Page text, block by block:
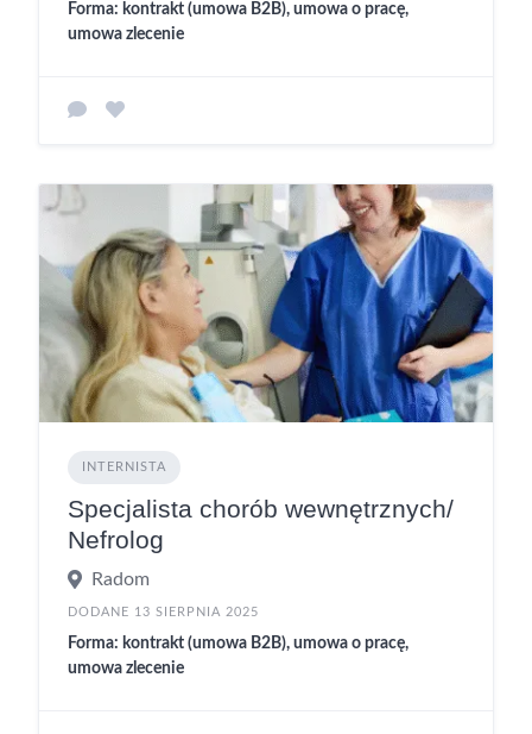
Forma: kontrakt (umowa B2B), umowa o pracę,
umowa zlecenie
INTERNISTA
Specjalista chorób wewnętrznych/
Nefrolog
Radom
DODANE 13 SIERPNIA 2025
Forma: kontrakt (umowa B2B), umowa o pracę,
umowa zlecenie